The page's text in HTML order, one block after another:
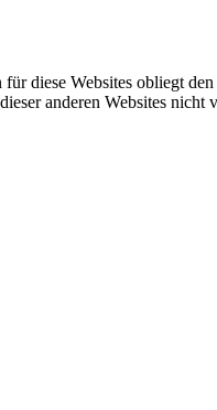
diese Websites obliegt
anderen Websites nicht